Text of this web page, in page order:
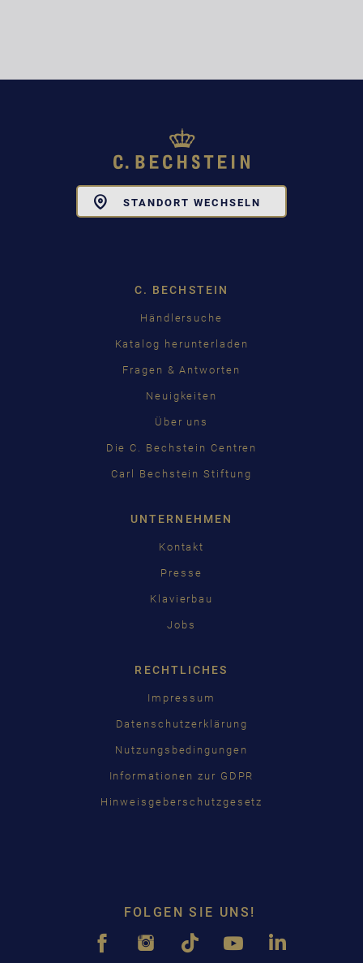
STANDORT WECHSELN
C. BECHSTEIN
Händlersuche
Katalog herunterladen
Fragen & Antworten
Neuigkeiten
Über uns
Die C. Bechstein Centren
Carl Bechstein Stiftung
UNTERNEHMEN
Kontakt
Presse
Klavierbau
Jobs
RECHTLICHES
Impressum
Datenschutzerklärung
Nutzungsbedingungen
Informationen zur GDPR
Hinweisgeberschutzgesetz
FOLGEN SIE UNS!